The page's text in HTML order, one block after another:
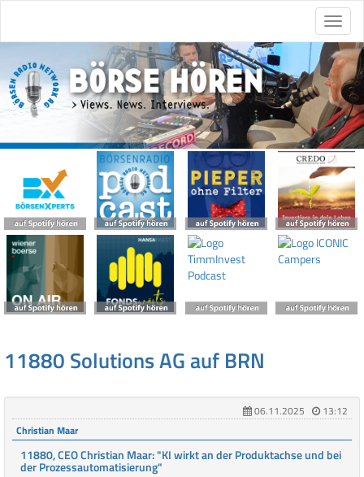
11880 Solutions AG auf BRN
06.11.2025
13:12
Christian Maar
11880, CEO Christian Maar: "KI wirkt an der Produktachse und bei
der Prozessautomatisierung"